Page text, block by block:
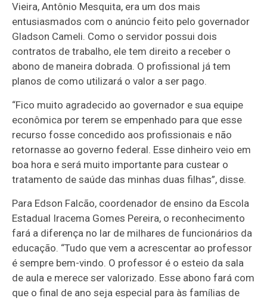
Vieira, Antônio Mesquita, era um dos mais
entusiasmados com o anúncio feito pelo governador
Gladson Cameli. Como o servidor possui dois
contratos de trabalho, ele tem direito a receber o
abono de maneira dobrada. O profissional já tem
planos de como utilizará o valor a ser pago.
“Fico muito agradecido ao governador e sua equipe
econômica por terem se empenhado para que esse
recurso fosse concedido aos profissionais e não
retornasse ao governo federal. Esse dinheiro veio em
boa hora e será muito importante para custear o
tratamento de saúde das minhas duas filhas”, disse.
Para Edson Falcão, coordenador de ensino da Escola
Estadual Iracema Gomes Pereira, o reconhecimento
fará a diferença no lar de milhares de funcionários da
educação. “Tudo que vem a acrescentar ao professor
é sempre bem-vindo. O professor é o esteio da sala
de aula e merece ser valorizado. Esse abono fará com
que o final de ano seja especial para às famílias de